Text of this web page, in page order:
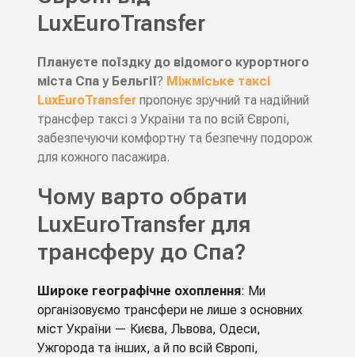
LuxEuroTransfer
Плануєте поїздку до відомого курортного
міста Спа у Бельгії? Міжміське таксі
LuxEuroTransferпропонує зручний та надійний
трансфер таксі з України та по всій Європі,
забезпечуючи комфортну та безпечну подорож
для кожного пасажира.
Чому варто обрати
LuxEuroTransfer для
трансферу до Спа?
Широке географічне охоплення: Ми
організовуємо трансфери не лише з основних
міст України — Києва, Львова, Одеси,
Ужгорода та інших, а й по всій Європі,